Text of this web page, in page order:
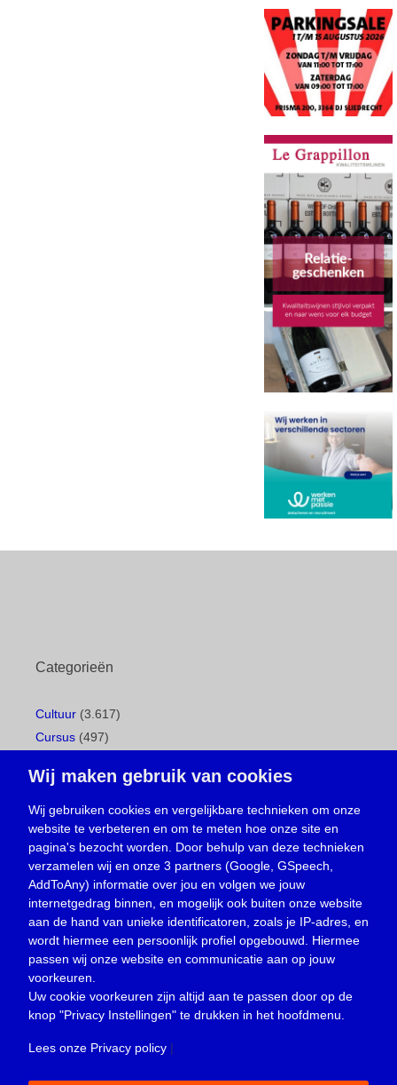
Categorieën
Cultuur (3.617)
Cursus (497)
Gemeentepagina(104)
Ingezonden brief(539)
Media(156)
Nieuws (23.330)
Oproep(734)
Overlijden(39)
Podcast(18)
prijsvraag (5)
Religie (1.438)
Service(226)
Wij maken gebruik van cookies
Wij gebruiken cookies en vergelijkbare technieken om onze
website te verbeteren en om te meten hoe onze site en
pagina's bezocht worden. Door behulp van deze technieken
verzamelen wij en onze 3 partners (Google, GSpeech,
AddToAny) informatie over jou en volgen we jouw
internetgedrag binnen, en mogelijk ook buiten onze website
aan de hand van unieke identificatoren, zoals je IP-adres, en
wordt hiermee een persoonlijk profiel opgebouwd. Hiermee
passen wij onze website en communicatie aan op jouw
voorkeuren.
Uw cookie voorkeuren zijn altijd aan te passen door op de
knop "Privacy Instellingen" te drukken in het hoofdmenu.
Lees onze Privacy policy |